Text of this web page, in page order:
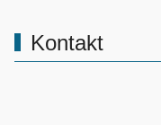
Kontakt